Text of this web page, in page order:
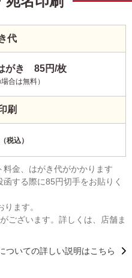
代
がき 85円/枚
合は無料）
刷
（税込）
料金、はがき代がかかります
する際に85円切手をお貼りく
ます。
ございます。詳しくは、店舗ま
ついての詳しい説明はこちら